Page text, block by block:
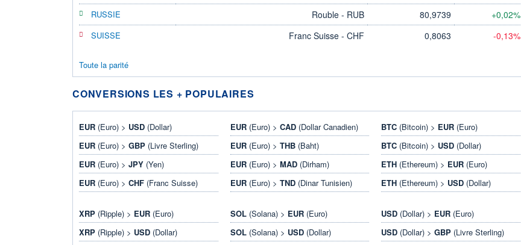
RUSSIE Rouble - RUB 80,9739 +0,02%
SUISSE Franc Suisse - CHF 0,8063 -0,13%
Toute la parité
CONVERSIONS LES + POPULAIRES
EUR (Euro) > USD (Dollar)
EUR (Euro) > GBP (Livre Sterling)
EUR (Euro) > JPY (Yen)
EUR (Euro) > CHF (Franc Suisse)
EUR(Euro) > CAD(Dollar Canadien)
EUR(Euro) > THB(Baht)
EUR(Euro) > MAD(Dirham)
EUR(Euro) > TND(Dinar Tunisien)
BTC (Bitcoin) > EUR (Euro)
BTC (Bitcoin) > USD (Dollar)
ETH (Ethereum) > EUR (Euro)
ETH (Ethereum) > USD (Dollar)
XRP (Ripple) > EUR (Euro)
XRP (Ripple) > USD (Dollar)
SOL(Solana) > EUR(Euro)
SOL(Solana) > USD(Dollar)
USD (Dollar) > EUR (Euro)
USD (Dollar) >GBP (Livre Sterling)